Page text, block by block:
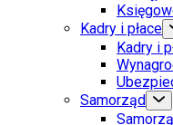
Kadry i płace
Kadry i
Samorząd